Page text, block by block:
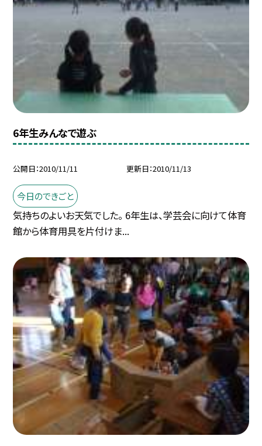
6年生みんなで遊ぶ
公開日 2010/11/11 更新日 2010/11/13
今日のできごと
気持ちのよいお天気でした。 6年生は、学芸会に向けて体育
館から体育用具を片付けま...